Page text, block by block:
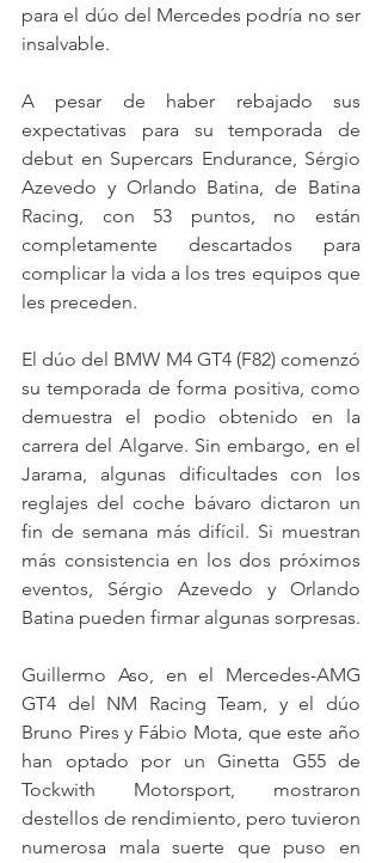
para el dúo del Mercedes podría no ser
insalvable.
A pesar de haber rebajado sus
expectativas para su temporada de
debut en Supercars Endurance, Sérgio
Azevedo y Orlando Batina, de Batina
Racing, con 53 puntos, no están
completamente descartados para
complicar la vida a los tres equipos que
les preceden.
El dúo del BMW M4 GT4 (F82) comenzó
su temporada de forma positiva, como
demuestra el podio obtenido en la
carrera del Algarve. Sin embargo, en el
Jarama, algunas dificultades con los
reglajes del coche bávaro dictaron un
fin de semana más difícil. Si muestran
más consistencia en los dos próximos
eventos, Sérgio Azevedo y Orlando
Batina pueden firmar algunas sorpresas.
Guillermo Aso, en el Mercedes-AMG
GT4 del NM Racing Team, y el dúo
Bruno Pires y Fábio Mota, que este año
han optado por un Ginetta G55 de
Tockwith Motorsport, mostraron
destellos de rendimiento, pero tuvieron
numerosa mala suerte que puso en